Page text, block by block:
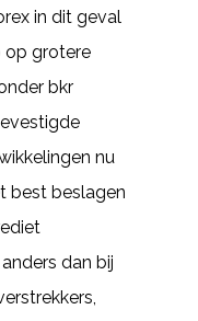
in dit geval
op grotere
bkr
nu
best beslagen
dan bij